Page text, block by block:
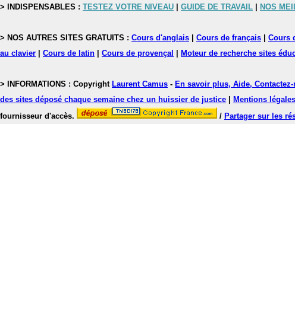
> INDISPENSABLES : TESTEZ VOTRE NIVEAU GUIDE DE TRAVAIL NOS
> NOS AUTRES SITES GRATUITS : Cours d'anglais Cours de français Cours
au clavier
Cours de latin Cours de provençal Moteur de recherche sites
> INFORMATIONS : Copyright Laurent Camus - En savoir plus, Aide,
des sites déposé chaque semaine chez un huissier de justice
Mentions
fournisseur d'accès.
/ Partager sur les